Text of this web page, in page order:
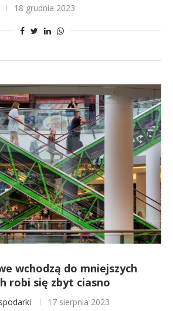
18 grudnia 2023
wchodzą do mniejszych
robi się zbyt ciasno
17 sierpnia 2023